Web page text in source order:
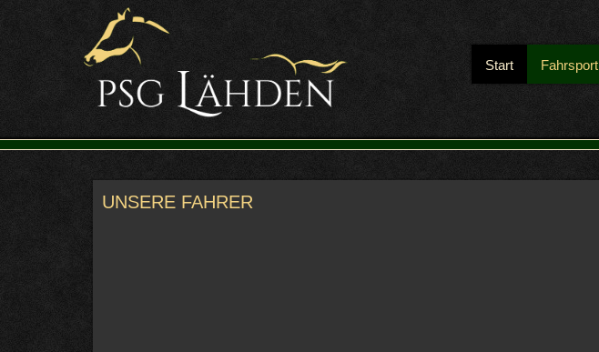
Start Fahrsport
UNSERE FAHRER